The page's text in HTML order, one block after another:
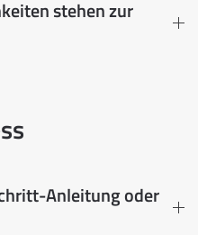
stehen zur
Anleitung oder